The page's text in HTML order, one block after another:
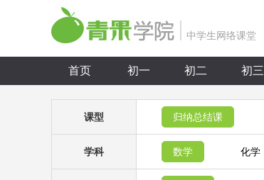
中学生网络课堂
首页 初一 初二 初三
课型 归纳总结课
学科 数学 化学